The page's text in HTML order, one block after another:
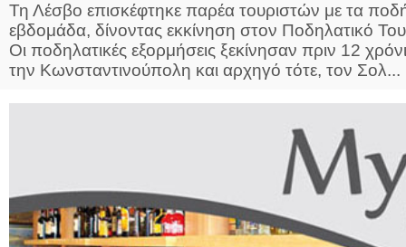
Τη Λέσβο επισκέφτηκε παρέα τουριστών με τα
εβδομάδα, δίνοντας εκκίνηση στον Ποδηλατικό
Οι ποδηλατικές εξορμήσεις ξεκίνησαν πριν 12
την Κωνσταντινούπολη και αρχηγό τότε, τον Σολ...